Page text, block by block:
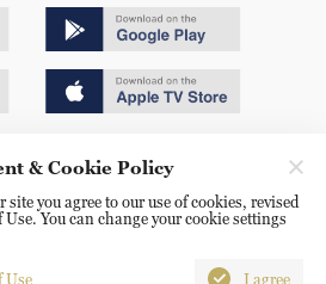
号
010-85061466
& Cookie Policy
you agree to our use of cookies, revised
You can change your cookie settings
Use I agree